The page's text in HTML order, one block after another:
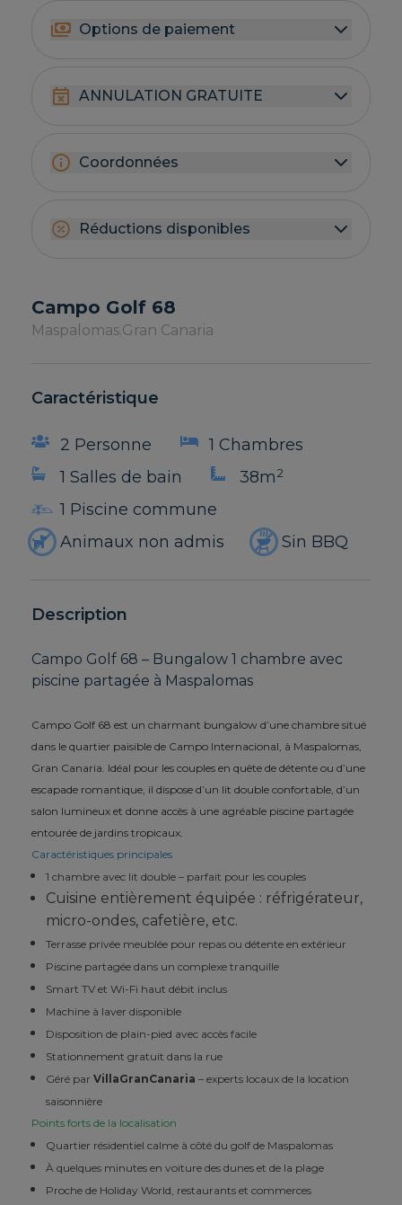
Options de paiement
ANNULATION GRATUITE
Coordonnées
Réductions disponibles
Campo Golf 68
Maspalomas.Gran Canaria
Caractéristique
2 Personne
1 Chambres
1 Salles de bain
38m2
1 Piscine commune
Animaux non admis
Sin BBQ
Description
Campo Golf 68 – Bungalow 1 chambre avec
piscine partagée à Maspalomas
Campo Golf 68 est un charmant bungalow d’une chambre situé
dans le quartier paisible de Campo Internacional, à Maspalomas,
Gran Canaria. Idéal pour les couples en quête de détente ou d’une
escapade romantique, il dispose d’un lit double confortable, d’un
salon lumineux et donne accès à une agréable piscine partagée
entourée de jardins tropicaux.
Caractéristiques principales
1 chambre avec lit double – parfait pour les couples
Cuisine entièrement équipée : réfrigérateur,
micro-ondes, cafetière, etc.
Terrasse privée meublée pour repas ou détente en extérieur
Piscine partagée dans un complexe tranquille
Smart TV et Wi-Fi haut débit inclus
Machine à laver disponible
Disposition de plain-pied avec accès facile
Stationnement gratuit dans la rue
Géré parVillaGranCanaria – experts locaux de la location
saisonnière
Points forts de la localisation
Quartier résidentiel calme à côté du golf de Maspalomas
À quelques minutes en voiture des dunes et de la plage
Proche de Holiday World, restaurants et commerces